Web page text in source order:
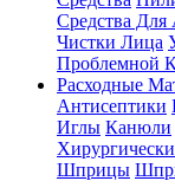
Средства
Чистки Лица
Проблемной
Расходные
Антисептики
Иглы Канюли
Шприцы